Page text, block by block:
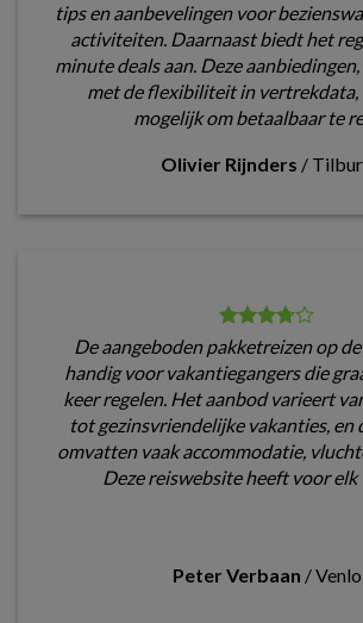
tips en aanbevelingen voor
activiteiten. Daarnaast biedt het
minute deals aan. Deze
met de flexibiliteit in vertrekdata,
mogelijk om betaalbaar te
Olivier Rijnders /
De aangeboden pakketreizen op
handig voor vakantiegangers die
keer regelen. Het aanbod varieert
tot gezinsvriendelijke vakanties, en
omvatten vaak accommodatie,
Deze reiswebsite heeft voor elk
Peter Verbaan /Venlo